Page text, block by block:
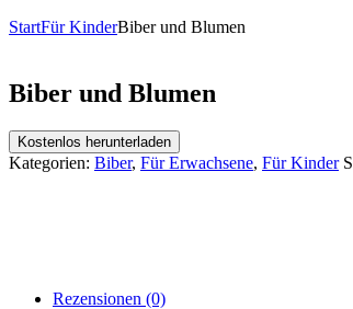
StartFür KinderBiber und Blumen
Biber und Blumen
Kostenlos herunterladen
Kategorien: Biber, Für Erwachsene, Für Kinder
Rezensionen (0)